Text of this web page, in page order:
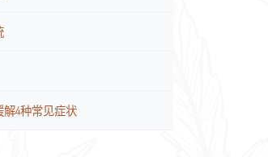
4种常见症状